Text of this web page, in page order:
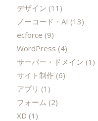
デザイン (11)
ノーコード・AI (13)
ecforce (9)
WordPress (4)
サーバー・ドメイン (1)
サイト制作(6)
アプリ (1)
フォーム (2)
XD (1)